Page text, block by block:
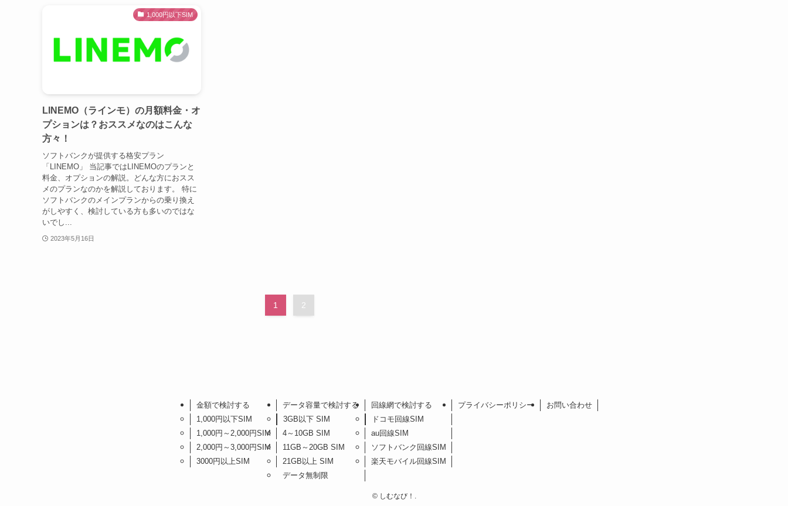
1,000円以下SIM
LINEMO（ラインモ）の月額料金・オ
プションは？おススメなのはこんな
方々！
ソフトバンクが提供する格安プラン
「LINEMO」 当記事ではLINEMOのプランと
料金、オプションの解説。どんな方におスス
メのプランなのかを解説しております。 特に
ソフトバンクのメインプランからの乗り換え
がしやすく、検討している方も多いのではな
いでし...
2023年5月16日
1 2
金額で検討する
1,000円以下SIM
1,000円～2,000円SIM
2,000円～3,000円SIM
3000円以上SIM
データ容量で検討する
3GB以下 SIM
4～10GB SIM
11GB～20GB SIM
21GB以上 SIM
データ無制限
回線網で検討する
ドコモ回線SIM
au回線SIM
ソフトバンク回線SIM
楽天モバイル回線SIM
プライバシーポリシー お問い合わせ
©しむなび！.